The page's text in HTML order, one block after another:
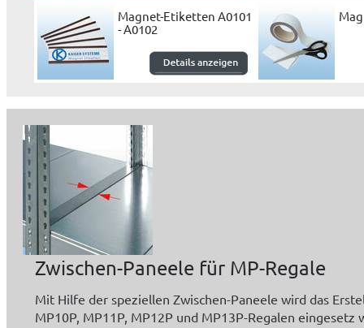
Magnet-Etiketten A0101
- A0102
Zwischen-Paneele für MP-Regale
Mit Hilfe der speziellen Zwischen-Paneele wird das
MP10P, MP11P, MP12P und MP13P-Regalen eingesetz